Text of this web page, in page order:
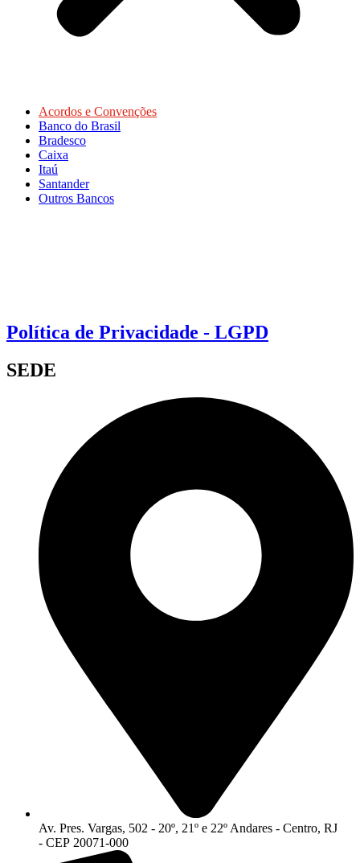
Acordos e Convenções
Banco do Brasil
Bradesco
Caixa
Itaú
Santander
Outros Bancos
Política de Privacidade - LGPD
SEDE
Av. Pres. Vargas, 502 - 20º, 21º e 22º Andares - Centro, RJ
- CEP 20071-000